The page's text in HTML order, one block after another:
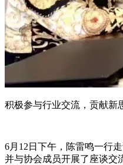
积极参与行业交流，贡献新
6月12日下午，陈雷鸣一行
并与协会成员开展了座谈交